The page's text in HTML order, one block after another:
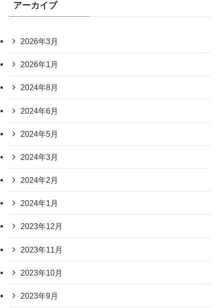
アーカイブ
2026年3月
2026年1月
2024年8月
2024年6月
2024年5月
2024年3月
2024年2月
2024年1月
2023年12月
2023年11月
2023年10月
2023年9月